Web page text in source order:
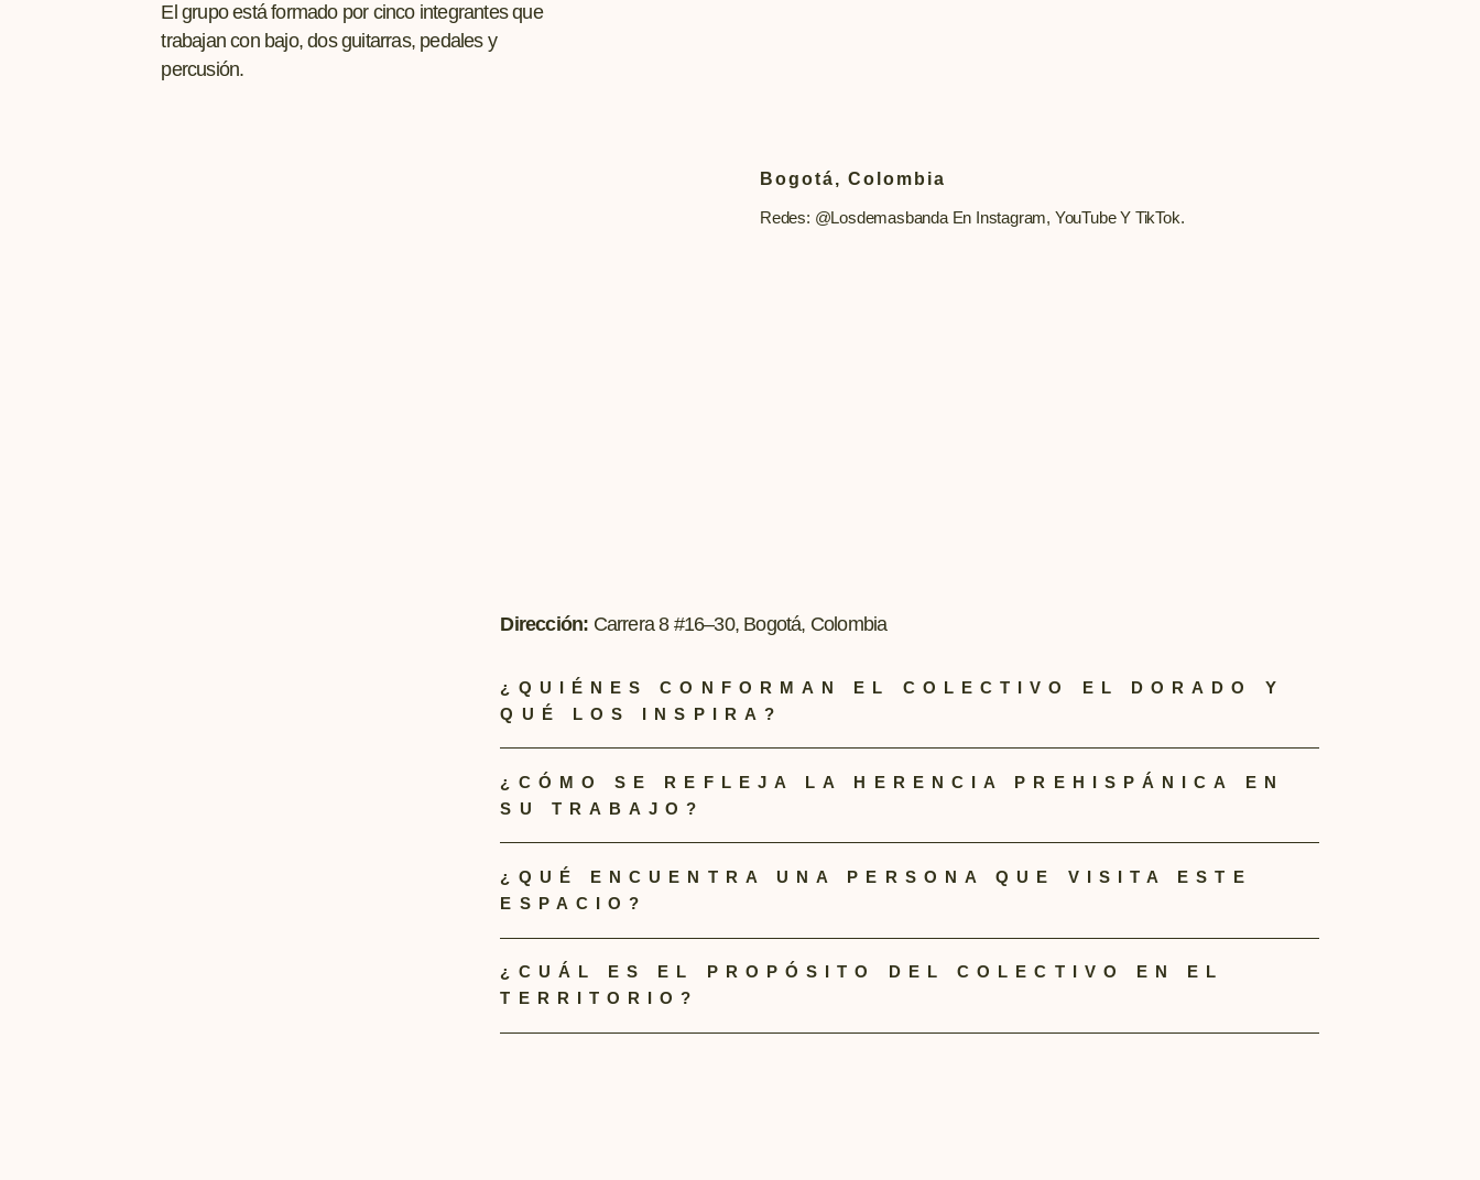
El grupo está formado por cinco integrantes que
trabajan con bajo, dos guitarras, pedales y
percusión.
Bogotá, Colombia
Redes: @losdemasbanda En Instagram, YouTube Y TikTok.
Dirección: Carrera 8 #16–30, Bogotá, Colombia
¿QUIÉNES CONFORMAN EL COLECTIVO EL DORADO Y
QUÉ LOS INSPIRA?
¿CÓMO SE REFLEJA LA HERENCIA PREHISPÁNICA EN
SU TRABAJO?
¿QUÉ ENCUENTRA UNA PERSONA QUE VISITA ESTE
ESPACIO?
¿CUÁL ES EL PROPÓSITO DEL COLECTIVO EN EL
TERRITORIO?